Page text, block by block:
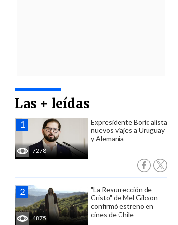
Las + leídas
7278
Expresidente Boric alista
nuevos viajes a Uruguay
y Alemania
4875
"La Resurrección de
Cristo" de Mel Gibson
confirmó estreno en
cines de Chile